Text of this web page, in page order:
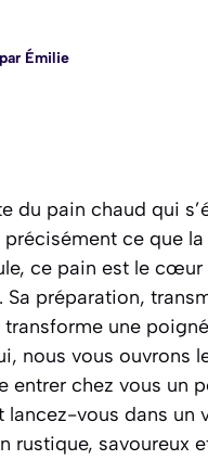
Émilie
du pain chaud qui
ce que la
ce pain est le
préparation,
une
nous vous ouvrons
chez vous un
lancez-vous dans un
rustique, savoureux